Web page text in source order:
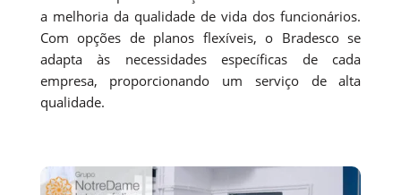
a melhoria da qualidade de vida dos funcionários.
Com opções de planos flexíveis, o Bradesco se
adapta às necessidades específicas de cada
empresa, proporcionando um serviço de alta
qualidade.